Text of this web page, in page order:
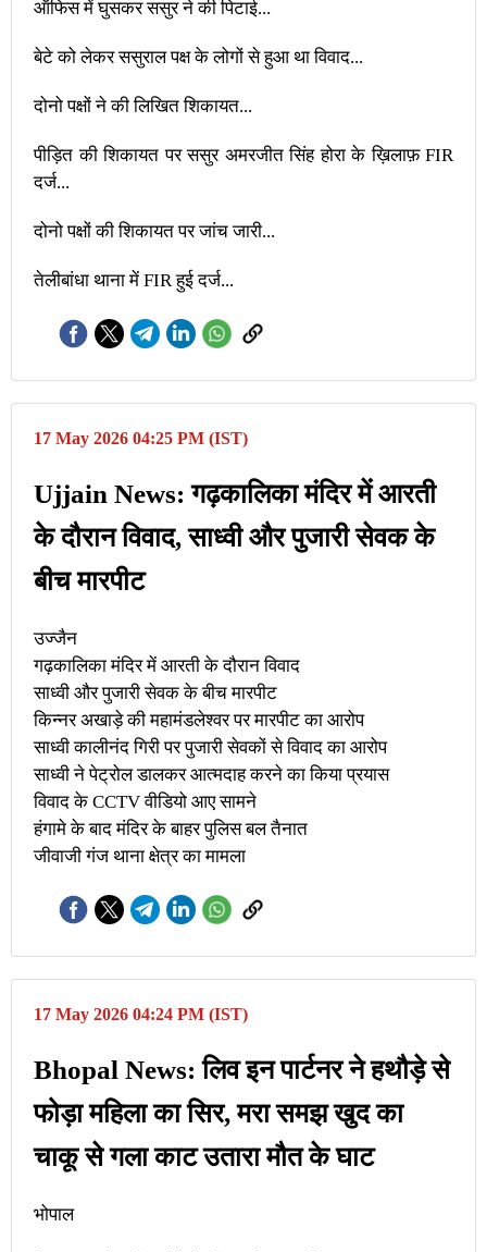
ऑफिस में घुसकर ससुर ने की पिटाई...
बेटे को लेकर ससुराल पक्ष के लोगों से हुआ था विवाद...
दोनो पक्षों ने की लिखित शिकायत...
पीड़ित की शिकायत पर ससुर अमरजीत सिंह होरा के ख़िलाफ़ FIR
दर्ज...
दोनो पक्षों की शिकायत पर जांच जारी...
तेलीबांधा थाना में FIR हुई दर्ज...
17 May 2026 04:25 PM (IST)
Ujjain News: गढ़कालिका मंदिर में आरती
के दौरान विवाद, साध्वी और पुजारी सेवक के
बीच मारपीट
उज्जैन
गढ़कालिका मंदिर में आरती के दौरान विवाद
साध्वी और पुजारी सेवक के बीच मारपीट
किन्नर अखाड़े की महामंडलेश्वर पर मारपीट का आरोप
साध्वी कालीनंद गिरी पर पुजारी सेवकों से विवाद का आरोप
साध्वी ने पेट्रोल डालकर आत्मदाह करने का किया प्रयास
विवाद के CCTV वीडियो आए सामने
हंगामे के बाद मंदिर के बाहर पुलिस बल तैनात
जीवाजी गंज थाना क्षेत्र का मामला
17 May 2026 04:24 PM (IST)
Bhopal News: लिव इन पार्टनर ने हथौड़े से
फोड़ा महिला का सिर, मरा समझ खुद का
चाकू से गला काट उतारा मौत के घाट
भोपाल